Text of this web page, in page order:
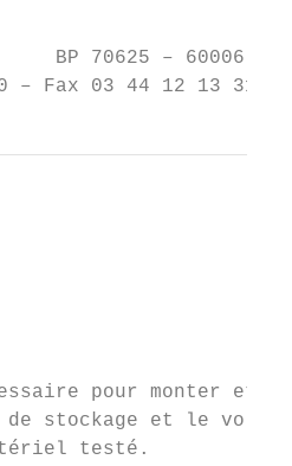
BP 70625 – 60006
Fax 03 44 12 13 31 –
pour monter et
de stockage et le
testé.